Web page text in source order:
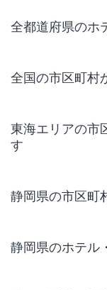
全都道府県のホ
全国の市区町村
東海エリアの市
す
静岡県の市区町
静岡県のホテル